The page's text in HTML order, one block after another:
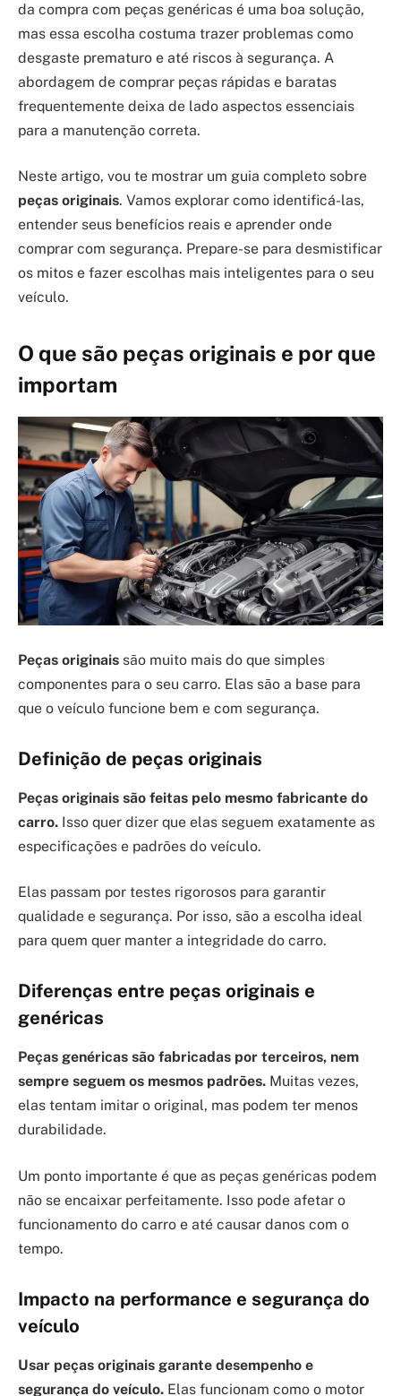
da compra com peças genéricas é uma boa solução,
mas essa escolha costuma trazer problemas como
desgaste prematuro e até riscos à segurança. A
abordagem de comprar peças rápidas e baratas
frequentemente deixa de lado aspectos essenciais
para a manutenção correta.
Neste artigo, vou te mostrar um guia completo sobre
peças originais. Vamos explorar como identificá-las,
entender seus benefícios reais e aprender onde
comprar com segurança. Prepare-se para desmistificar
os mitos e fazer escolhas mais inteligentes para o seu
veículo.
O que são peças originais e por que
importam
Peças originais são muito mais do que simples
componentes para o seu carro. Elas são a base para
que o veículo funcione bem e com segurança.
Definição de peças originais
Peças originais são feitas pelo mesmo fabricante do
carro. Isso quer dizer que elas seguem exatamente as
especificações e padrões do veículo.
Elas passam por testes rigorosos para garantir
qualidade e segurança. Por isso, são a escolha ideal
para quem quer manter a integridade do carro.
Diferenças entre peças originais e
genéricas
Peças genéricas são fabricadas por terceiros, nem
sempre seguem os mesmos padrões. Muitas vezes,
elas tentam imitar o original, mas podem ter menos
durabilidade.
Um ponto importante é que as peças genéricas podem
não se encaixar perfeitamente. Isso pode afetar o
funcionamento do carro e até causar danos com o
tempo.
Impacto na performance e segurança do
veículo
Usar peças originais garante desempenho e
segurança do veículo. Elas funcionam como o motor